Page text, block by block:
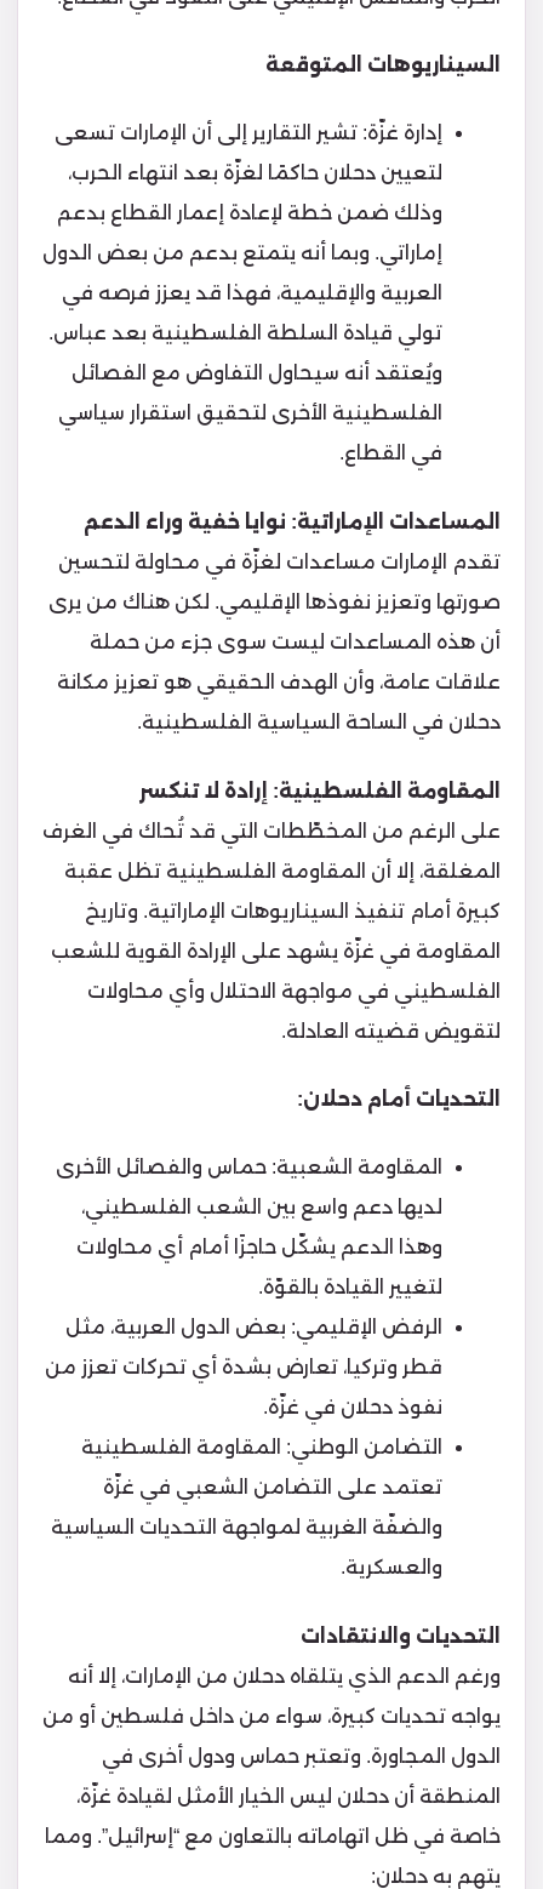
السيناريوهات المتوقعة
إدارة غزّة: تشير التقارير إلى أن الإمارات تسعى
لتعيين دحلان حاكمًا لغزّة بعد انتهاء الحرب،
وذلك ضمن خطة لإعادة إعمار القطاع بدعم
إماراتي. وبما أنه يتمتع بدعم من بعض الدول
العربية والإقليمية، فهذا قد يعزز فرصه في
تولي قيادة السلطة الفلسطينية بعد عباس.
ويُعتقد أنه سيحاول التفاوض مع الفصائل
الفلسطينية الأخرى لتحقيق استقرار سياسي
في القطاع.
المساعدات الإماراتية: نوايا خفية وراء الدعم
تقدم الإمارات مساعدات لغزّة في محاولة لتحسين
صورتها وتعزيز نفوذها الإقليمي. لكن هناك من يرى
أن هذه المساعدات ليست سوى جزء من حملة
علاقات عامة، وأن الهدف الحقيقي هو تعزيز مكانة
دحلان في الساحة السياسية الفلسطينية.
المقاومة الفلسطينية: إرادة لا تنكسر
على الرغم من المخطّطات التي قد تُحاك في الغرف
المغلقة، إلا أن المقاومة الفلسطينية تظل عقبة
كبيرة أمام تنفيذ السيناريوهات الإماراتية. وتاريخ
المقاومة في غزّة يشهد على الإرادة القوية للشعب
الفلسطيني في مواجهة الاحتلال وأي محاولات
لتقويض قضيته العادلة.
التحديات أمام دحلان:
المقاومة الشعبية: حماس والفصائل الأخرى
لديها دعم واسع بين الشعب الفلسطيني،
وهذا الدعم يشكّل حاجزًا أمام أي محاولات
لتغيير القيادة بالقوّة.
الرفض الإقليمي: بعض الدول العربية، مثل
قطر وتركيا، تعارض بشدة أي تحركات تعزز من
نفوذ دحلان في غزّة.
التضامن الوطني: المقاومة الفلسطينية
تعتمد على التضامن الشعبي في غزّة
والضفّة الغربية لمواجهة التحديات السياسية
والعسكرية.
التحديات والانتقادات
ورغم الدعم الذي يتلقاه دحلان من الإمارات، إلا أنه
يواجه تحديات كبيرة، سواء من داخل فلسطين أو من
الدول المجاورة. وتعتبر حماس ودول أخرى في
المنطقة أن دحلان ليس الخيار الأمثل لقيادة غزّة،
خاصة في ظل اتهاماته بالتعاون مع “إسرائيل”. ومما
يتهم به دحلان: